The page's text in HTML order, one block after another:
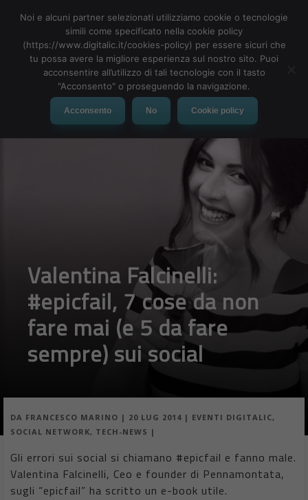
MENU
Valentina Falcinelli:
#epicfail, 7 cose da non
fare mai (e 5 da fare
sempre) sui social
DA FRANCESCO MARINO | 20 LUG 2014 | EVENTI DIGITALIC,
SOCIAL NETWORK, TECH-NEWS |
Gli errori sui social si chiamano #epicfail e fanno male.
Valentina Falcinelli, Ceo e founder di Pennamontata,
sugli “epicfail” ha scritto un e-book utile.
Noi e alcuni partner selezionati utilizziamo cookie o tecnologie
simili come specificato nella cookie policy
(https://www.digitalic.it/cookies-policy) per essere sicuri che
tu possa avere la migliore esperienza sul nostro sito. Puoi
acconsentire all’utilizzo di tali tecnologie con il tasto
"Acconsento" o proseguendo la navigazione.
Acconsento No Cookie policy